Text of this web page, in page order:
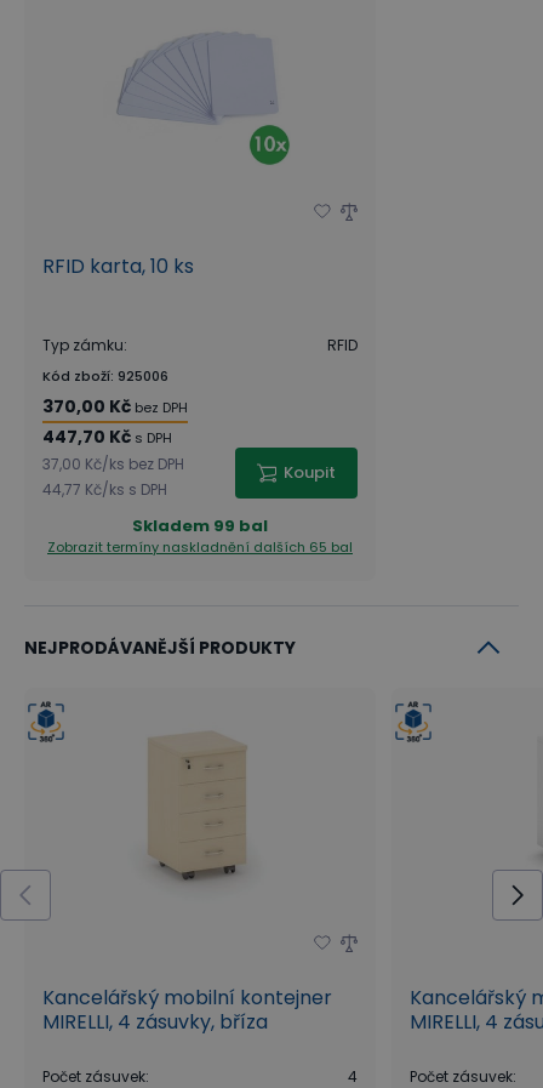
RFID karta, 10 ks
Typ zámku: RFID
Kód zboží: 925006
370,00 Kč bez DPH
447,70 Kč s DPH
37,00 Kč/ks bez DPH
44,77 Kč/ks s DPH
Koupit
Skladem 99 bal
Zobrazit termíny naskladnění dalších 65 bal
NEJPRODÁVANĚJŠÍ PRODUKTY
Kancelářský mobilní kontejner
MIRELLI, 4 zásuvky, bříza
Počet zásuvek:
4
Kancelářský
MIRELLI, 4
Počet zásuvek: